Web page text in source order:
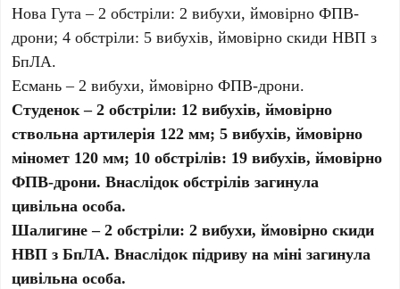
Нова Гута – 2 обстріли: 2 вибухи, ймовірно ФПВ-
дрони; 4 обстріли: 5 вибухів, ймовірно скиди НВП з
БпЛА.
Есмань – 2 вибухи, ймовірно ФПВ-дрони.
Студенок – 2 обстріли: 12 вибухів, ймовірно
ствольна артилерія 122 мм; 5 вибухів, ймовірно
міномет 120 мм; 10 обстрілів: 19 вибухів, ймовірно
ФПВ-дрони. Внаслідок обстрілів загинула
цивільна особа.
Шалигине – 2 обстріли: 2 вибухи, ймовірно скиди
НВП з БпЛА. Внаслідок підриву на міні загинула
цивільна особа.